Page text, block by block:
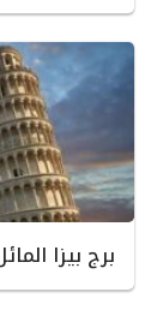
برج بيزا